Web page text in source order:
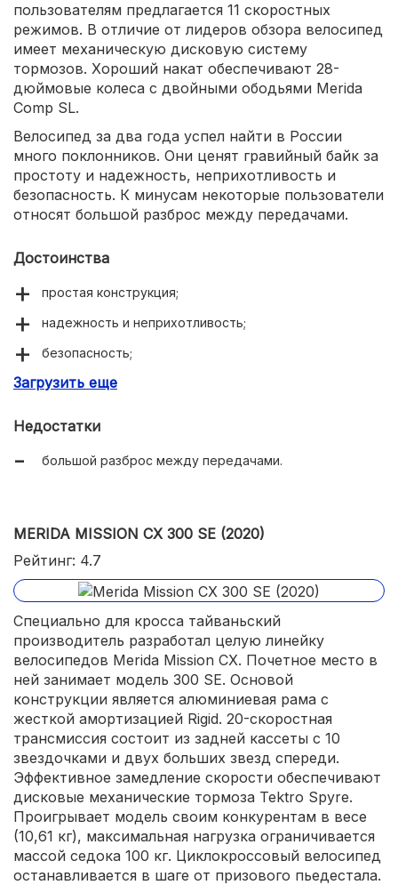
пользователям предлагается 11 скоростных
режимов. В отличие от лидеров обзора велосипед
имеет механическую дисковую систему
тормозов. Хороший накат обеспечивают 28-
дюймовые колеса с двойными ободьями Merida
Comp SL.
Велосипед за два года успел найти в России
много поклонников. Они ценят гравийный байк за
простоту и надежность, неприхотливость и
безопасность. К минусам некоторые пользователи
относят большой разброс между передачами.
Достоинства
простая конструкция;
надежность и неприхотливость;
безопасность;
хороший накат.
Загрузить еще
Недостатки
большой разброс между передачами.
MERIDA MISSION CX 300 SE (2020)
Рейтинг: 4.7
Специально для кросса тайваньский
производитель разработал целую линейку
велосипедов Merida Mission CX. Почетное место в
ней занимает модель 300 SE. Основой
конструкции является алюминиевая рама с
жесткой амортизацией Rigid. 20-скоростная
трансмиссия состоит из задней кассеты с 10
звездочками и двух больших звезд спереди.
Эффективное замедление скорости обеспечивают
дисковые механические тормоза Tektro Spyre.
Проигрывает модель своим конкурентам в весе
(10,61 кг), максимальная нагрузка ограничивается
массой седока 100 кг. Циклокроссовый велосипед
останавливается в шаге от призового пьедестала.